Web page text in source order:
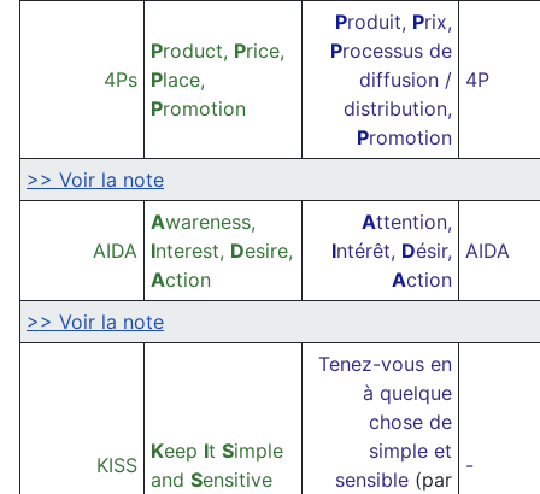
4Ps
Product, Price,
Place,
Promotion
Produit, Prix,
Processus de
diffusion /
distribution,
Promotion
4P
>> Voir la note
AIDA
Awareness,
Interest, Desire,
Action
Attention,
Intérêt, Désir,
Action
AIDA
>> Voir la note
KISS
Keep It Simple
and Sensitive
Tenez-vous en
à quelque
chose de
simple et
sensible (par
-